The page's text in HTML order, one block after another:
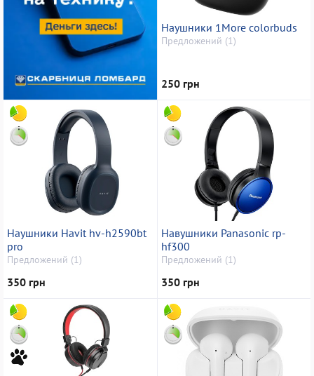
Наушники 1More colorbuds
Предложений (1)
250 грн
Наушники Havit hv-h2590bt
pro
Предложений (1)
350 грн
Навушники Panasonic rp-
hf300
Предложений (1)
350 грн